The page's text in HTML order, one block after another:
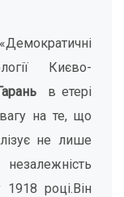
Києво-
в етері
на те, що
не лише
році.Він